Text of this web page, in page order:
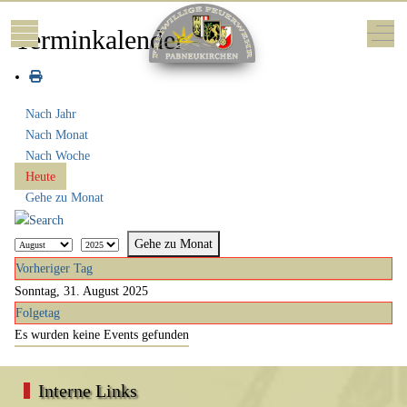
Mobile Menu Toggle Off-
Terminkalender
Nach Jahr
Nach Monat
Nach Woche
Heute
Gehe zu Monat
Gehe zu Monat
Vorheriger Tag
Sonntag, 31. August 2025
Folgetag
Es wurden keine Events gefunden
Interne Links